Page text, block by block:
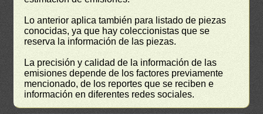
Lo anterior aplica también para listado de piezas
conocidas, ya que hay coleccionistas que se
reserva la información de las piezas.
La precisión y calidad de la información de las
emisiones depende de los factores previamente
mencionado, de los reportes que se reciben e
información en diferentes redes sociales.